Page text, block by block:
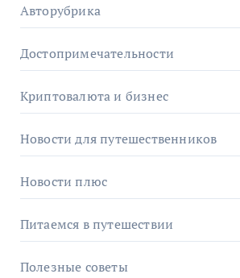
Авторубрика
Достопримечательности
Криптовалюта и бизнес
Новости для путешественников
Новости плюс
Питаемся в путешествии
Полезные советы